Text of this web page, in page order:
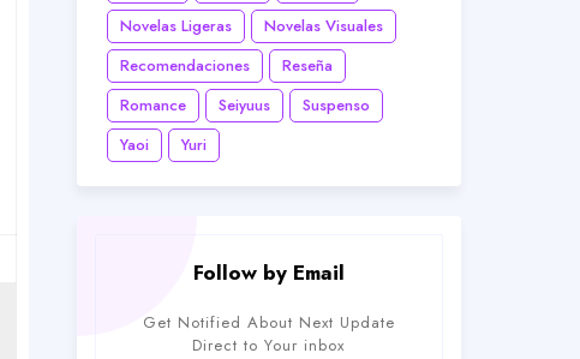
Novelas Ligeras
Novelas Visuales
Recomendaciones
Reseña
Romance
Seiyuus
Suspenso
Yaoi
Yuri
Follow by Email
Get Notified About Next Update
Direct to Your inbox